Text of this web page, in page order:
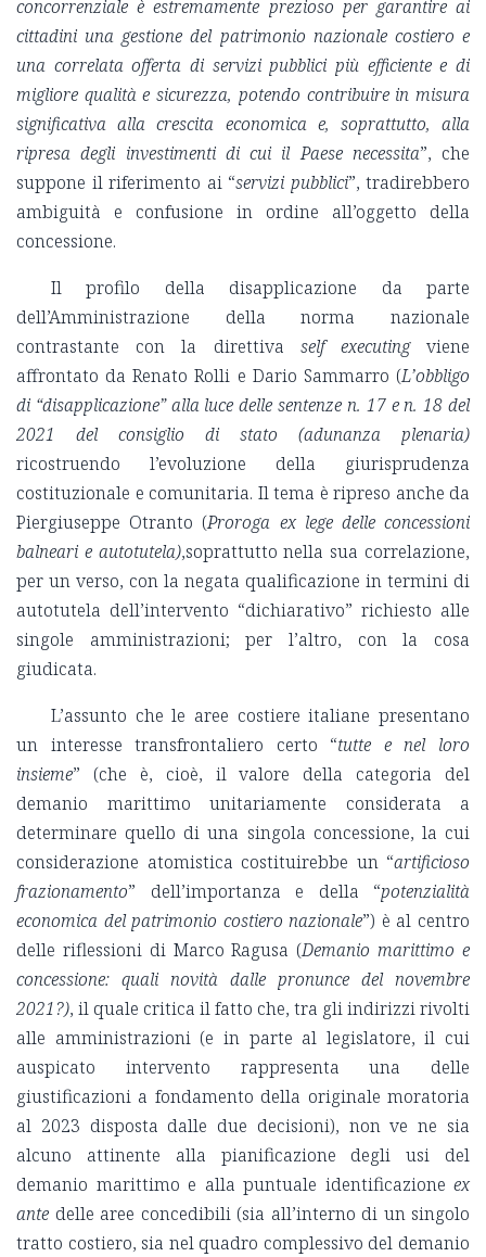
concorrenziale è estremamente prezioso per garantire ai
cittadini una gestione del patrimonio nazionale costiero e
una correlata offerta di servizi pubblici più efficiente e di
migliore qualità e sicurezza, potendo contribuire in misura
significativa alla crescita economica e, soprattutto, alla
ripresa degli investimenti di cui il Paese necessita”, che
suppone il riferimento ai “servizi pubblici”, tradirebbero
ambiguità e confusione in ordine all’oggetto della
concessione.
Il profilo della disapplicazione da parte
dell’Amministrazione della norma nazionale
contrastante con la direttiva self executingviene
affrontato da Renato Rolli e Dario Sammarro (L’obbligo
di “disapplicazione” alla luce delle sentenze n. 17 e n. 18 del
2021 del consiglio di stato (adunanza plenaria)
ricostruendo l’evoluzione della giurisprudenza
costituzionale e comunitaria. Il tema è ripreso anche da
Piergiuseppe Otranto (Proroga ex lege delle concessioni
balneari e autotutela),soprattutto nella sua correlazione,
per un verso, con la negata qualificazione in termini di
autotutela dell’intervento “dichiarativo” richiesto alle
singole amministrazioni; per l’altro, con la cosa
giudicata.
L’assunto che le aree costiere italiane presentano
un interesse transfrontaliero certo “tutte e nel loro
insieme” (che è, cioè, il valore della categoria del
demanio marittimo unitariamente considerata a
determinare quello di una singola concessione, la cui
considerazione atomistica costituirebbe un “artificioso
frazionamento” dell’importanza e della “potenzialità
economica del patrimonio costiero nazionale”) è al centro
delle riflessioni di Marco Ragusa (Demanio marittimo e
concessione: quali novità dalle pronunce del novembre
2021?), il quale critica il fatto che, tra gli indirizzi rivolti
alle amministrazioni (e in parte al legislatore, il cui
auspicato intervento rappresenta una delle
giustificazioni a fondamento della originale moratoria
al 2023 disposta dalle due decisioni), non ve ne sia
alcuno attinente alla pianificazione degli usi del
demanio marittimo e alla puntuale identificazione ex
ante delle aree concedibili (sia all’interno di un singolo
tratto costiero, sia nel quadro complessivo del demanio